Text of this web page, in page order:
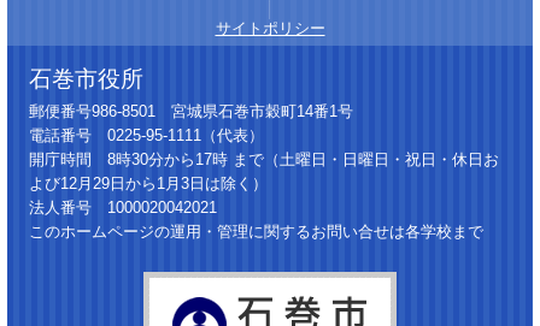
サイトポリシー
石巻市役所
郵便番号986-8501 宮城県石巻市穀町14番1号
電話番号 0225-95-1111（代表）
開庁時間 8時30分から17時 まで（土曜日・日曜日・祝日・休日お
よび12月29日から1月3日は除く）
法人番号 1000020042021
このホームページの運用・管理に関するお問い合せは各学校まで